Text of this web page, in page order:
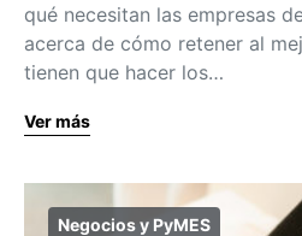
qué necesitan las empresas
acerca de cómo retener al
tienen que hacer los…
Ver más
Negocios y PyMES